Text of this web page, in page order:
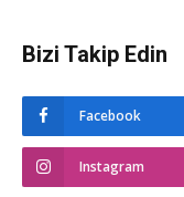
Bizi Takip Edin
Facebook
Instagram